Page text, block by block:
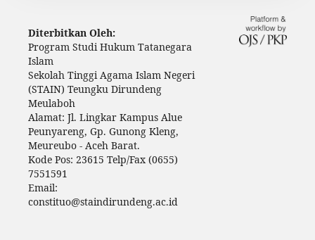
Diterbitkan Oleh:
Program Studi Hukum Tatanegara
Islam
Sekolah Tinggi Agama Islam Negeri
(STAIN) Teungku Dirundeng
Meulaboh
Alamat: Jl. Lingkar Kampus Alue
Peunyareng, Gp. Gunong Kleng,
Meureubo - Aceh Barat.
Kode Pos: 23615 Telp/Fax (0655)
7551591
Email:
constituo@staindirundeng.ac.id